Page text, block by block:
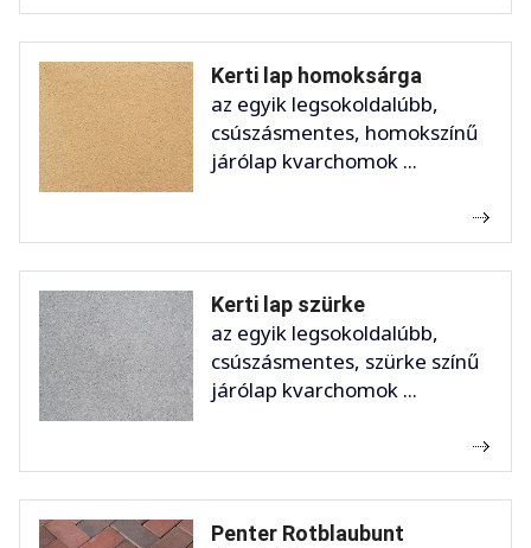
Kerti lap homoksárga
az egyik legsokoldalúbb,
csúszásmentes, homokszínű
járólap kvarchomok ...
Kerti lap szürke
az egyik legsokoldalúbb,
csúszásmentes, szürke színű
járólap kvarchomok ...
Penter Rotblaubunt